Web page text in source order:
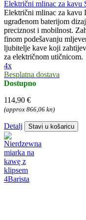
Električni mlinac za kavu
Električni mlinac za kavu
ugrađenom baterijom
preciznost i mobilnost.
finom podešavanju
ljubitelje kave koji
za električnom utičnicom.
4x
Besplatna dostava
Dostupno
114,90 €
(approx 866,06 kn)
Detalj Stavi u košaricu